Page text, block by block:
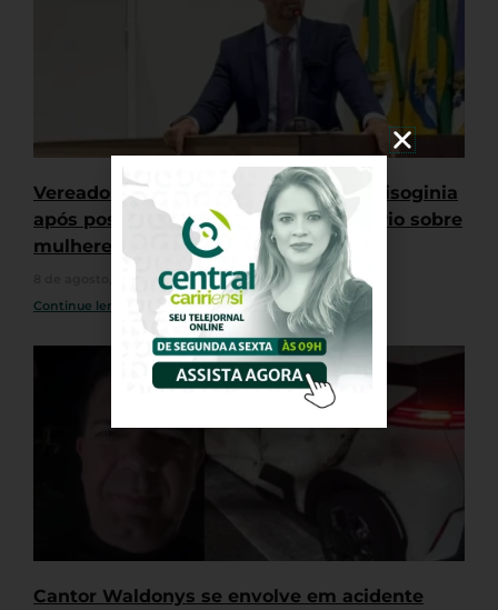
Vereador de Juazeiro é acusado de misoginia
após postar foto com faca e comentário sobre
mulheres petistas
Nenhum comentário
Continue lendo »
Cantor Waldonys se envolve em acidente